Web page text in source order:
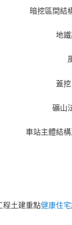
暗挖區間結
地
蓋
礦山
車站主體結
程土建重點健康住宅